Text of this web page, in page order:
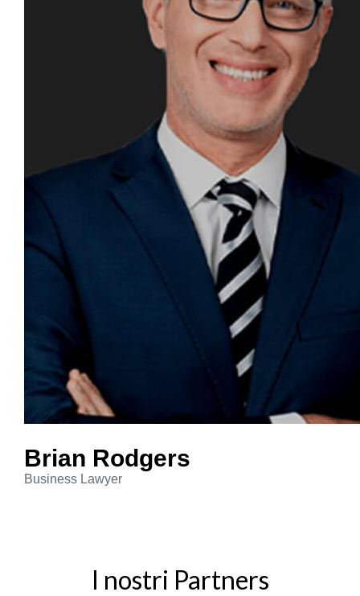
Brian Rodgers
Business Lawyer
I nostri Partners